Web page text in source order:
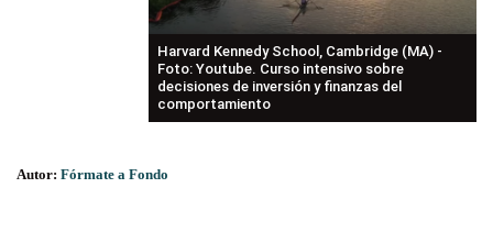
Harvard Kennedy School, Cambridge (MA) -
Foto: Youtube. Curso intensivo sobre
decisiones de inversión y finanzas del
comportamiento
Autor: Fórmate a Fondo